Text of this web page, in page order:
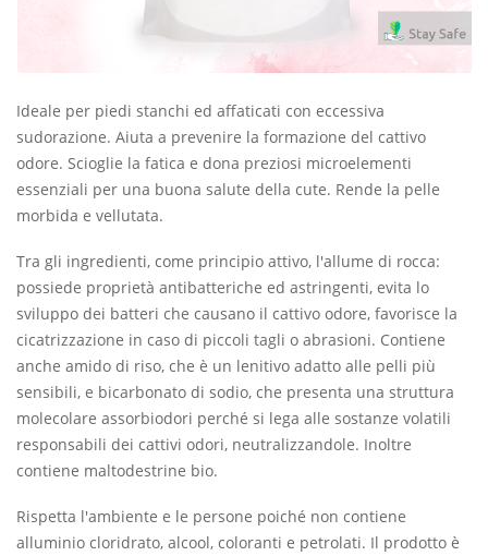
Ideale per piedi stanchi ed affaticati con eccessiva
sudorazione. Aiuta a prevenire la formazione del cattivo
odore. Scioglie la fatica e dona preziosi microelementi
essenziali per una buona salute della cute. Rende la pelle
morbida e vellutata.
Tra gli ingredienti, come principio attivo, l'allume di rocca:
possiede proprietà antibatteriche ed astringenti, evita lo
sviluppo dei batteri che causano il cattivo odore, favorisce la
cicatrizzazione in caso di piccoli tagli o abrasioni. Contiene
anche amido di riso, che è un lenitivo adatto alle pelli più
sensibili, e bicarbonato di sodio, che presenta una struttura
molecolare assorbiodori perché si lega alle sostanze volatili
responsabili dei cattivi odori, neutralizzandole. Inoltre
contiene maltodestrine bio.
Rispetta l'ambiente e le persone poiché non contiene
alluminio cloridrato, alcool, coloranti e petrolati. Il prodotto è